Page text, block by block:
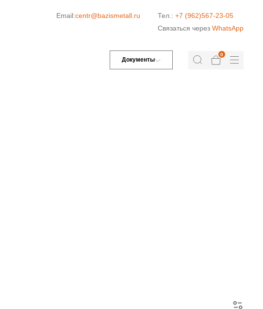
Email:centr@bazismetall.ru Тел.: +7 (962)567-23-05
Связаться через WhatsApp
Документы
0